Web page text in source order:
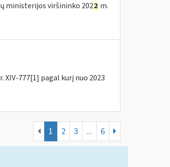
ministerijos viršininko 2022 m.
777[1] pagal kurį nuo 2023
1 2 3 ... 6